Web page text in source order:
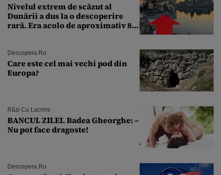
Nivelul extrem de scăzut al
Dunării a dus la o descoperire
rară. Era acolo de aproximativ 80
Descopera.ro
Care este cel mai vechi pod din
Europa?
Râzi Cu Lacrimi
BANCUL ZILEI. Badea Gheorghe: –
Nu pot face dragoste!
Descopera.ro